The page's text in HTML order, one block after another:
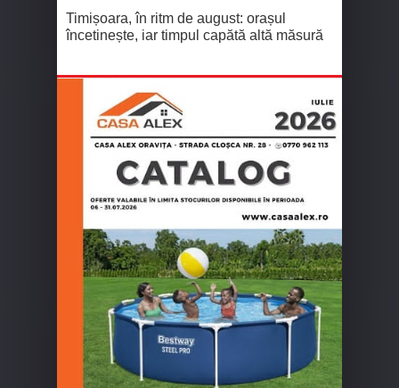
Timișoara, în ritm de august: orașul
încetinește, iar timpul capătă altă măsură